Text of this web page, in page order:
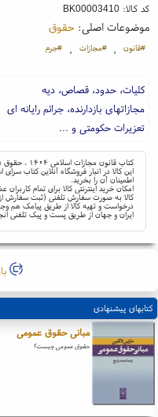
کد کالا:BK00003410
موضوعات اصلی:حقوق
#قانون ، #مجازات ، #جرم
کلیات، حدود، قصاص، دیه
مجازاتهای بازدارنده، جرائم رایانه ای
تعزیرات حکومتی و ...
کتاب قانون مجازات اسلامی ۱۴۰۴ ، حقوق ؛ ناشر: دیدار ؛ نوشته: جهانگیر منصور
این کالا در انبار فروشگاه آنلاین کتاب
اطمینان آن را بخرید.
امکان خرید اینترنتی کالا برای تمام
کالا به صورت سفارش تلفنی (ثبت سفارش
درخواست و تهیه کالا از طریق پیامک هم
ایران و جهان از طریق پست و پیک تلفنی
کتابهای پیشنهادی
مبانی حقوق عمومی
حقوق عمومی چیست؟